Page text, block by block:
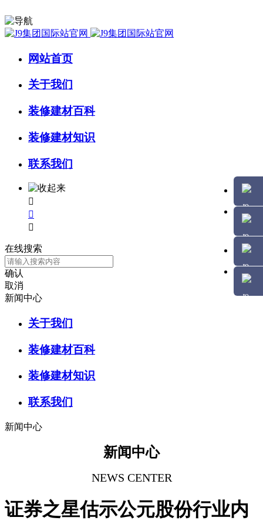
网站首页
关于我们
装修建材百科
装修建材知识
联系我们



在线搜索
确认
取消
新闻中心
关于我们
装修建材百科
装修建材知识
联系我们
新闻中心
新闻中心
NEWS CENTER
证券之星估示公元股份行业内